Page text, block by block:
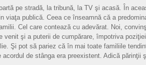
pe stradă, la tribună, la TV şi acasă. În
viaţa publică. Ceea ce înseamnă că a
Cel care contează cu adevărat. Noi,
venit şi a puterii de cumpărare, împotriva
Şi pot să pariez că în mai toate familiile
de stânga era preexistent. Adică părinţii